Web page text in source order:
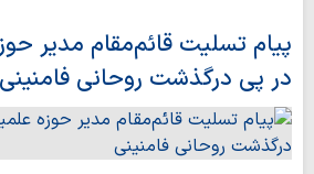
پیام تسلیت قائم‌مقام مدیر
در پی درگذشت روحانی فامنینی